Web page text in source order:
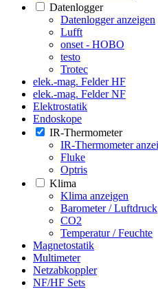
Datenlogger
Datenlogger anzeigen
Lufft
onset - HOBO
testo
Trotec
elek.-mag. Felder HF
elek.-mag. Felder NF
Elektrostatik
Endoskope
IR-Thermometer
IR-Thermometer
Fluke
Optris
Klima
Klima anzeigen
Barometer / Luftdruck
CO2
Temperatur / Feuchte
Magnetostatik
Multimeter
Netzabkoppler
NF/HF Sets